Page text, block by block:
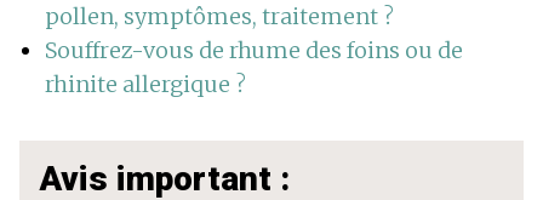
pollen, symptômes, traitement ?
Souffrez-vous de rhume des foins ou de
rhinite allergique ?
Avis important :